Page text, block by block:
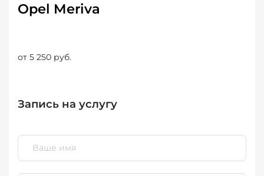
Opel Meriva
от 5 250 руб.
Запись на услугу